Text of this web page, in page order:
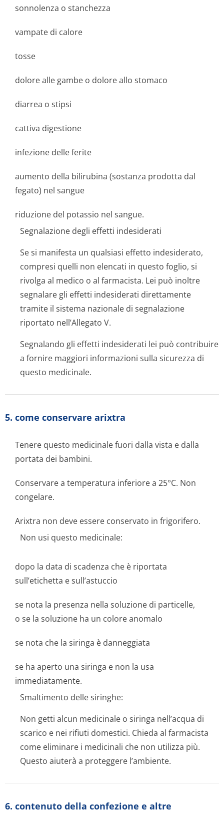
sonnolenza o stanchezza
vampate di calore
tosse
dolore alle gambe o dolore allo stomaco
diarrea o stipsi
cattiva digestione
infezione delle ferite
aumento della bilirubina (sostanza prodotta dal
fegato) nel sangue
riduzione del potassio nel sangue.
Segnalazione degli effetti indesiderati
Se si manifesta un qualsiasi effetto indesiderato,
compresi quelli non elencati in questo foglio, si
rivolga al medico o al farmacista. Lei può inoltre
segnalare gli effetti indesiderati direttamente
tramite il sistema nazionale di segnalazione
riportato nell’Allegato V.
Segnalando gli effetti indesiderati lei può contribuire
a fornire maggiori informazioni sulla sicurezza di
questo medicinale.
5. come conservare arixtra
Tenere questo medicinale fuori dalla vista e dalla
portata dei bambini.
Conservare a temperatura inferiore a 25°C. Non
congelare.
Arixtra non deve essere conservato in frigorifero.
Non usi questo medicinale:
dopo la data di scadenza che è riportata
sull’etichetta e sull’astuccio
se nota la presenza nella soluzione di particelle,
o se la soluzione ha un colore anomalo
se nota che la siringa è danneggiata
se ha aperto una siringa e non la usa
immediatamente.
Smaltimento delle siringhe:
Non getti alcun medicinale o siringa nell’acqua di
scarico e nei rifiuti domestici. Chieda al farmacista
come eliminare i medicinali che non utilizza più.
Questo aiuterà a proteggere l’ambiente.
6. contenuto della confezione e altre